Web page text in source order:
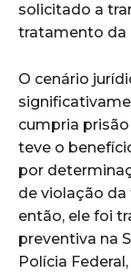
solicitado a
tratamento da
O cenário
cumpria
teve o
por
de violação
então, ele foi
preventiva na
Polícia